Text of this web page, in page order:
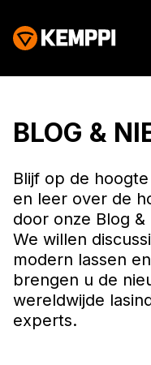
BLOG &
Blijf op de
en leer over de
door onze Blog
We willen
modern lassen
brengen u de
wereldwijde
experts.